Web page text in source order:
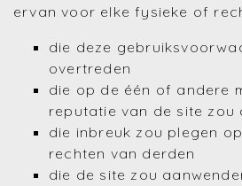
ervan voor elke fysieke of
die deze
overtreden
die op de één of andere
reputatie van de site zou
die inbreuk zou plegen
rechten van derden
die de site zou